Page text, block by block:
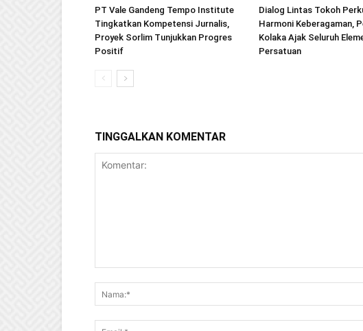
PT Vale Gandeng Tempo Institute
Tingkatkan Kompetensi Jurnalis,
Proyek Sorlim Tunjukkan Progres
Positif
Dialog Lintas Tokoh
Harmoni Keberagaman,
Kolaka Ajak Seluruh
Persatuan
TINGGALKAN KOMENTAR